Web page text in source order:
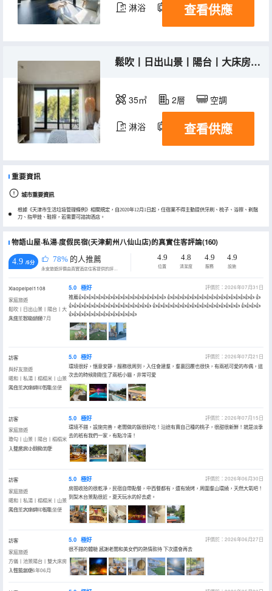
淋浴 電視機 冰箱
查看供應
鬆吹丨日出山景丨陽台丨大床房丨智能坐便
35㎡ 2層 空調
淋浴 電視機 冰箱
查看供應
重要資訊
城市重要資訊
根據《天津市生活垃圾管理條例》相關規定，自2020年12月1日起，住宿業不得主動提供牙刷、梳子、浴擦、剃鬚
刀、指甲銼、鞋擦，若需要可諮詢酒店。
物語山屋·私湯·度假民宿(天津薊州八仙山店)的真實住客評論(160)
4.9 /5分 78% 的人推薦
永安旅遊評價由真實酒店住客提供的評價。
4.9
位置
4.8
清潔度
4.9
服務
4.9
設施
Xiaopeipei1108
家庭旅遊
鬆吹丨日出山景丨陽台丨大
床房丨智能坐便
入住於2026年07月
5.0 極好
評價於：2026年07月31日
推薦👍👍👍👍👍👍👍👍👍👍👍👍👍👍👍👍👍👍 👍👍👍👍👍👍👍👍👍👍👍👍👍👍👍👍👍👍 👍
👍👍👍👍👍👍👍👍👍👍👍👍👍👍👍👍👍 👍👍👍👍👍👍👍👍👍👍👍👍👍👍👍👍👍👍 👍👍👍👍
👍👍👍👍👍👍👍👍👍👍👍👍👍👍
訪客
與好友旅遊
曦和丨私湯丨榻榻米丨山景
陽台丨大床房丨智能坐便
入住於2026年07月
5.0 極好
評價於：2026年07月21日
環境很好，愜意安靜，服務很周到，入住會建羣，羣裏回覆也很快，有兩衹可愛的布偶，這
次去的時候剛剛生了兩衹小貓，非常可愛
訪客
家庭旅遊
瓊勾丨山景丨陽台丨榻榻米
丨雙床房丨智能坐便
入住於2026年07月
5.0 極好
評價於：2026年07月15日
環境不錯，設施完善，老闆做的飯很好吃！沿途有賣自己種的桃子，很甜很新鮮！就是淡季
去的衹有我們一家，有點冷清！
訪客
家庭旅遊
曦和丨私湯丨榻榻米丨山景
陽台丨大床房丨智能坐便
入住於2026年06月
5.0 極好
評價於：2026年06月30日
房間收拾的很乾凈，民宿自帶點餐，中西餐都有，還有燒烤，周圍羣山環繞，天然大氧吧！
到梨木台景點很近，夏天玩水的好去處。
訪客
家庭旅遊
方儀丨池景陽台丨雙大床房
丨智能坐便
入住於2026年06月
5.0 極好
評價於：2026年06月27日
很不錯的體驗 感謝老闆和美女們的熱情款待 下次還會再去